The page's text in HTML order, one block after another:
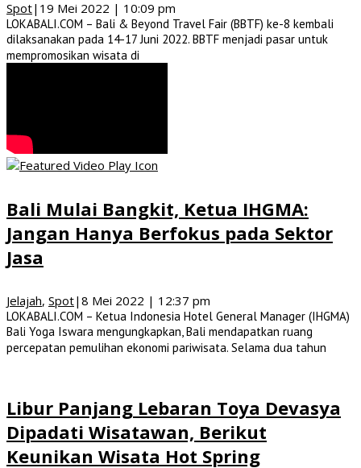
Spot| 19 Mei 2022 | 10:09 pm
LOKABALI.COM – Bali & Beyond Travel Fair (BBTF) ke-8 kembali
dilaksanakan pada 14-17 Juni 2022. BBTF menjadi pasar untuk
mempromosikan wisata di
Bali Mulai Bangkit, Ketua IHGMA:
Jangan Hanya Berfokus pada Sektor
Jasa
Jelajah, Spot| 8 Mei 2022 | 12:37 pm
LOKABALI.COM – Ketua Indonesia Hotel General Manager (IHGMA)
Bali Yoga Iswara mengungkapkan, Bali mendapatkan ruang
percepatan pemulihan ekonomi pariwisata. Selama dua tahun
Libur Panjang Lebaran Toya Devasya
Dipadati Wisatawan, Berikut
Keunikan Wisata Hot Spring